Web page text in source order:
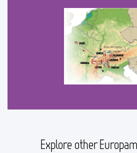
Explore other